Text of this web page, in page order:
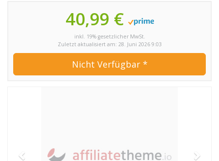
40,99 €
inkl. 19% gesetzlicher MwSt.
Zuletzt aktualisiert am: 28. Juni 2026 9:03
Nicht Verfügbar *